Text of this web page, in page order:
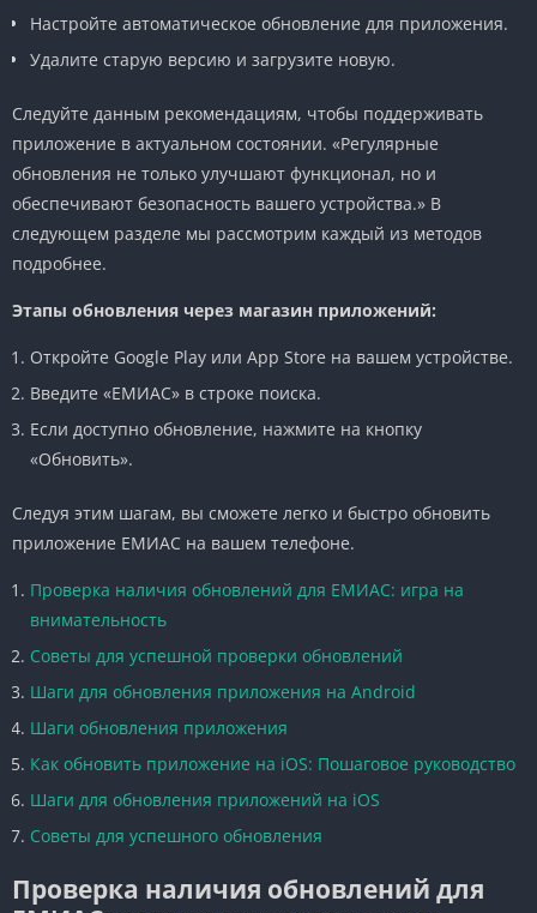
Настройте автоматическое обновление для приложения.
Удалите старую версию и загрузите новую.
Следуйте данным рекомендациям, чтобы поддерживать
приложение в актуальном состоянии. «Регулярные
обновления не только улучшают функционал, но и
обеспечивают безопасность вашего устройства.» В
следующем разделе мы рассмотрим каждый из методов
подробнее.
Этапы обновления через магазин приложений:
Откройте Google Play или App Store на вашем устройстве.
Введите «ЕМИАС» в строке поиска.
Если доступно обновление, нажмите на кнопку
«Обновить».
Следуя этим шагам, вы сможете легко и быстро обновить
приложение ЕМИАС на вашем телефоне.
Проверка наличия обновлений для ЕМИАС: игра на
внимательность
Советы для успешной проверки обновлений
Шаги для обновления приложения на Android
Шаги обновления приложения
Как обновить приложение на iOS: Пошаговое руководство
Шаги для обновления приложений на iOS
Советы для успешного обновления
Проверка наличия обновлений для